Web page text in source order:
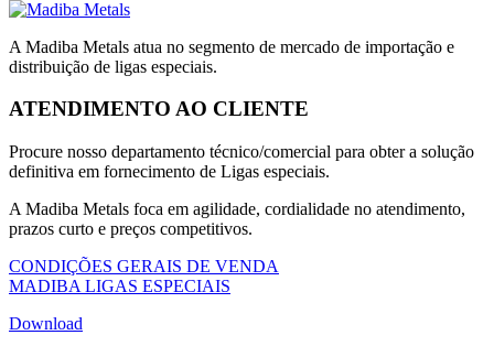
A Madiba Metals atua no segmento de mercado de importação e
distribuição de ligas especiais.
ATENDIMENTO AO CLIENTE
Procure nosso departamento técnico/comercial para obter a solução
definitiva em fornecimento de Ligas especiais.
A Madiba Metals foca em agilidade, cordialidade no atendimento,
prazos curto e preços competitivos.
CONDIÇÕES GERAIS DE VENDA
MADIBA LIGAS ESPECIAIS
Download